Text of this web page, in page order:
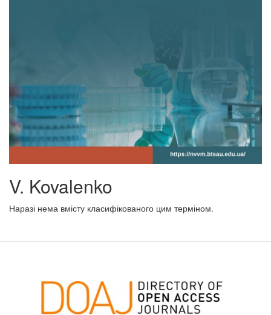
V. Kovalenko
Наразі нема вмісту класифікованого цим терміном.